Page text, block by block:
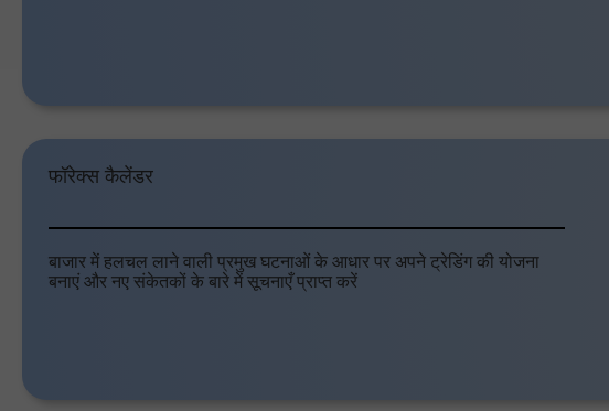
फॉरेक्स कैलेंडर
बाजार में हलचल लाने वाली प्रमुख घटनाओं के आधार पर अपने ट्रेडिंग की योजना
बनाएं और नए संकेतकों के बारे में सूचनाएँ प्राप्त करें